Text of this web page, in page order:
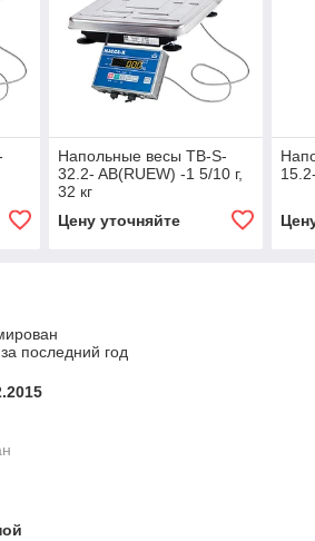
Напольные весы TB-S-
32.2- AВ(RUEW) -1 5/10 г,
32 кг
Цену уточняйте
последний год